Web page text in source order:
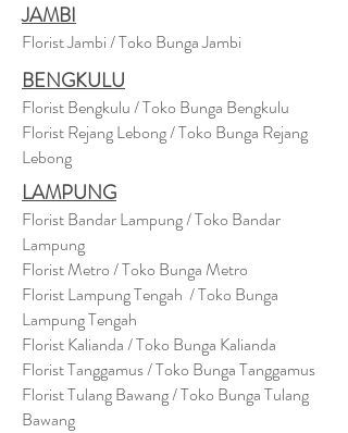
JAMBI
Florist Jambi / Toko Bunga Jambi
BENGKULU
Florist Bengkulu / Toko Bunga Bengkulu
Florist Rejang Lebong / Toko Bunga Rejang
Lebong
LAMPUNG
Florist Bandar Lampung / Toko Bandar
Lampung
Florist Metro / Toko Bunga Metro
Florist Lampung Tengah / Toko Bunga
Lampung Tengah
Florist Kalianda / Toko Bunga Kalianda
Florist Tanggamus / Toko Bunga Tanggamus
Florist Tulang Bawang / Toko Bunga Tulang
Bawang